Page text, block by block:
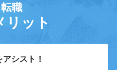
職
リット
シスト！